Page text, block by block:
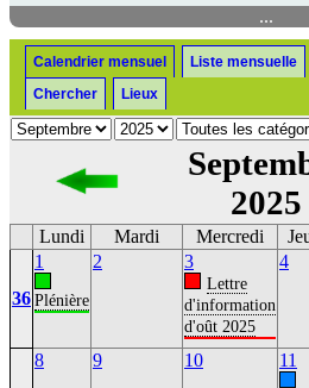
...
Calendrier mensuel Liste mensuelle
Chercher
Lieux
2025
Lundi Mardi Mercredi
36
1
Plénière
2 3
Lettre
d'information
d'oût 2025
4
8 9 10 11